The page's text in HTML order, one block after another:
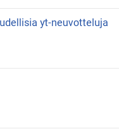
yt-neuvotteluja